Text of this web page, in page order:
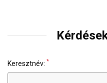
Keresztnév: *